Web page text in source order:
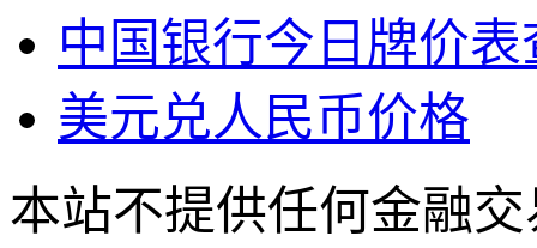
中国银行今日牌价表
美元兑人民币价格
本站不提供任何金融